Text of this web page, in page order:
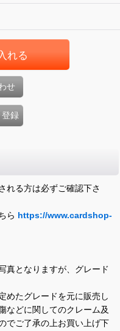
れる
せ
登録
れる方は必ずご確認下さ
ら https://www.cardshop-
真となりますが、グレード
めたグレードを元に販売し
などに関してのクレーム及
でご了承の上お買い上げ下